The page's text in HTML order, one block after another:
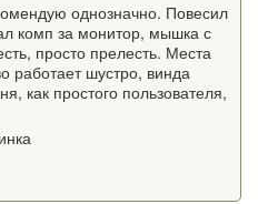
однозначно. Повесил
комп за монитор, мышка с
просто прелесть. Места
работает шустро, винда
как простого пользователя,